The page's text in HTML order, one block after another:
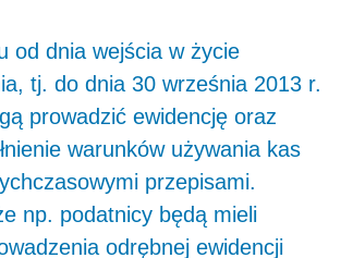
od dnia wejścia w życie
tj. do dnia 30 września 2013 r.
prowadzić ewidencję oraz
warunków używania kas
przepisami.
np. podatnicy będą mieli
odrębnej ewidencji